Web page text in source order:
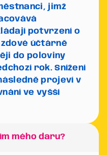
jimž
potvrzení o
účtárně
do poloviny
rok. Snížení
projeví v
ve vyšší
mého daru?